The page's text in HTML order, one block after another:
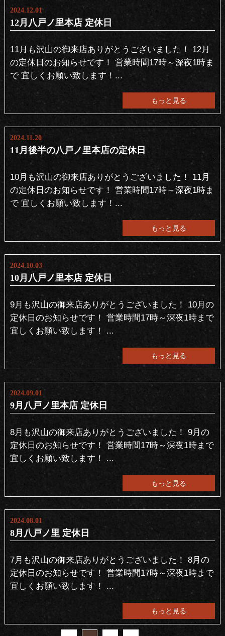
2024.12.01
12月八戸ノ里本店 定休日
11月も沢山の御来店ありがとうございました！ 12月
の定休日のお知らせです！ 営業時間17時～深夜1時ま
で 宜しくお願い致します！...
もっと見る
2024.11.20
11月後半の八戸ノ里本店の定休日
10月も沢山の御来店ありがとうございました！ 11月
の定休日のお知らせです！ 営業時間17時～深夜1時ま
で 宜しくお願い致します！...
もっと見る
2024.10.03
10月八戸ノ里本店 定休日
9月も沢山の御来店ありがとうございました！ 10月の
定休日のお知らせです！ 営業時間17時～深夜1時まで
宜しくお願い致します！ ...
もっと見る
2024.09.01
9月八戸ノ里本店 定休日
8月も沢山の御来店ありがとうございました！ 9月の
定休日のお知らせです！ 営業時間17時～深夜1時まで
宜しくお願い致します！ ...
もっと見る
2024.08.01
8月八戸ノ里 定休日
7月も沢山の御来店ありがとうございました！ 8月の
定休日のお知らせです！ 営業時間17時～深夜1時まで
宜しくお願い致します！ ...
もっと見る